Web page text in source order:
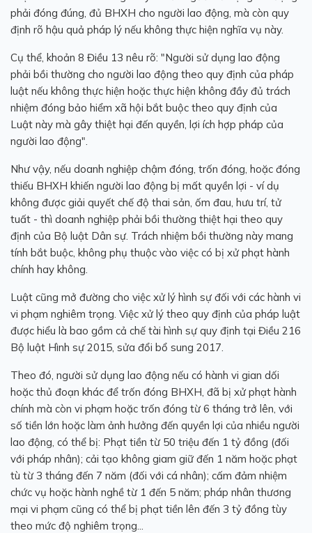
phải đóng đúng, đủ BHXH cho người lao động, mà còn quy
định rõ hậu quả pháp lý nếu không thực hiện nghĩa vụ này.
Cụ thể, khoản 8 Điều 13 nêu rõ: "Người sử dụng lao động
phải bồi thường cho người lao động theo quy định của pháp
luật nếu không thực hiện hoặc thực hiện không đầy đủ trách
nhiệm đóng bảo hiểm xã hội bắt buộc theo quy định của
Luật này mà gây thiệt hại đến quyền, lợi ích hợp pháp của
người lao động".
Như vậy, nếu doanh nghiệp chậm đóng, trốn đóng, hoặc đóng
thiếu BHXH khiến người lao động bị mất quyền lợi - ví dụ
không được giải quyết chế độ thai sản, ốm đau, hưu trí, tử
tuất - thì doanh nghiệp phải bồi thường thiệt hại theo quy
định của Bộ luật Dân sự. Trách nhiệm bồi thường này mang
tính bắt buộc, không phụ thuộc vào việc có bị xử phạt hành
chính hay không.
Luật cũng mở đường cho việc xử lý hình sự đối với các hành vi
vi phạm nghiêm trọng. Việc xử lý theo quy định của pháp luật
được hiểu là bao gồm cả chế tài hình sự quy định tại Điều 216
Bộ luật Hình sự 2015, sửa đổi bổ sung 2017.
Theo đó, người sử dụng lao động nếu có hành vi gian dối
hoặc thủ đoạn khác để trốn đóng BHXH, đã bị xử phạt hành
chính mà còn vi phạm hoặc trốn đóng từ 6 tháng trở lên, với
số tiền lớn hoặc làm ảnh hưởng đến quyền lợi của nhiều người
lao động, có thể bị: Phạt tiền từ 50 triệu đến 1 tỷ đồng (đối
với pháp nhân); cải tạo không giam giữ đến 1 năm hoặc phạt
tù từ 3 tháng đến 7 năm (đối với cá nhân); cấm đảm nhiệm
chức vụ hoặc hành nghề từ 1 đến 5 năm; pháp nhân thương
mại vi phạm cũng có thể bị phạt tiền lên đến 3 tỷ đồng tùy
theo mức độ nghiêm trọng...